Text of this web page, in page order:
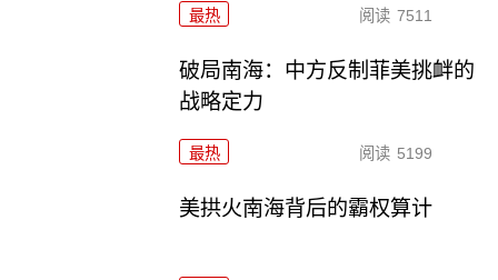
最热 阅读 7511
破局南海：中方反制菲美挑衅的
战略定力
最热 阅读 5199
美拱火南海背后的霸权算计